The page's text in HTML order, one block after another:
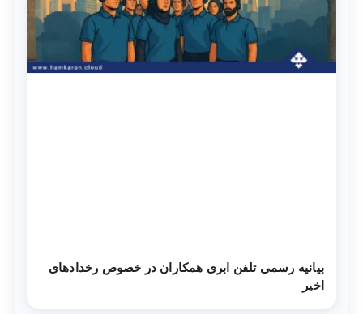
بیانیه رسمی تلفن ابری همکاران در خصوص رخدادهای
اخیر